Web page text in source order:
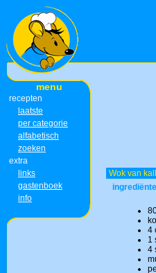
menu
recepten
laatste
per categorie
alfabetisch
zoeken
extra
links
gastenboek
info
Wok van
4
1
4